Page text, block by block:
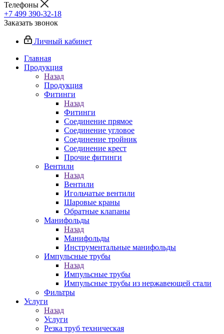
Телефоны
+7 499 390-32-18
Заказать звонок
Личный кабинет
Главная
Продукция
Назад
Продукция
Фитинги
Назад
Фитинги
Соединение прямое
Соединение угловое
Соединение тройник
Соединение крест
Прочие фитинги
Вентили
Назад
Вентили
Игольчатые вентили
Шаровые краны
Обратные клапаны
Манифольды
Назад
Манифольды
Инструментальные манифольды
Импульсные трубы
Назад
Импульсные трубы
Импульсные трубы из нержавеющей стали
Фильтры
Услуги
Назад
Услуги
Резка труб техническая